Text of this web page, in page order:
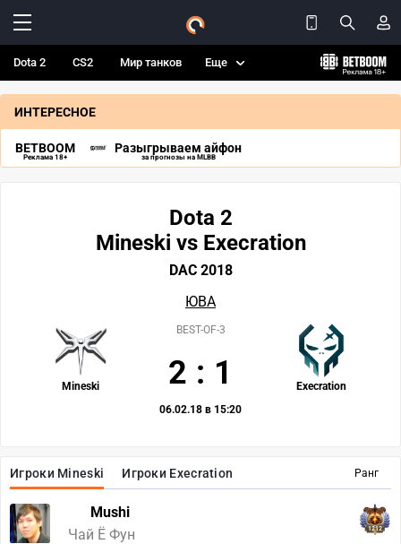
Dota 2 CS2 Мир танков Еще
ИНТЕРЕСНОЕ
BETBOOM
Реклама 18+
Разыгрываем айфон
за прогнозы на MLBB
Ранг
Игроки Mineski Игроки Execration
Mushi
Чай Ё Фун
1212
Dota 2
Mineski vs Execration
DAC 2018
ЮВА
Mineski Execration
BEST-OF-3
2 : 1
06.02.18 в 15:20